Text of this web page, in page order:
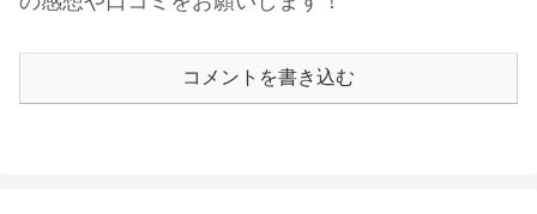
コメントを書き込む